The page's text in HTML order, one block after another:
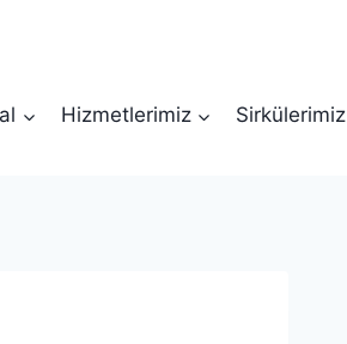
Hizmetlerimiz Sirkülerimiz